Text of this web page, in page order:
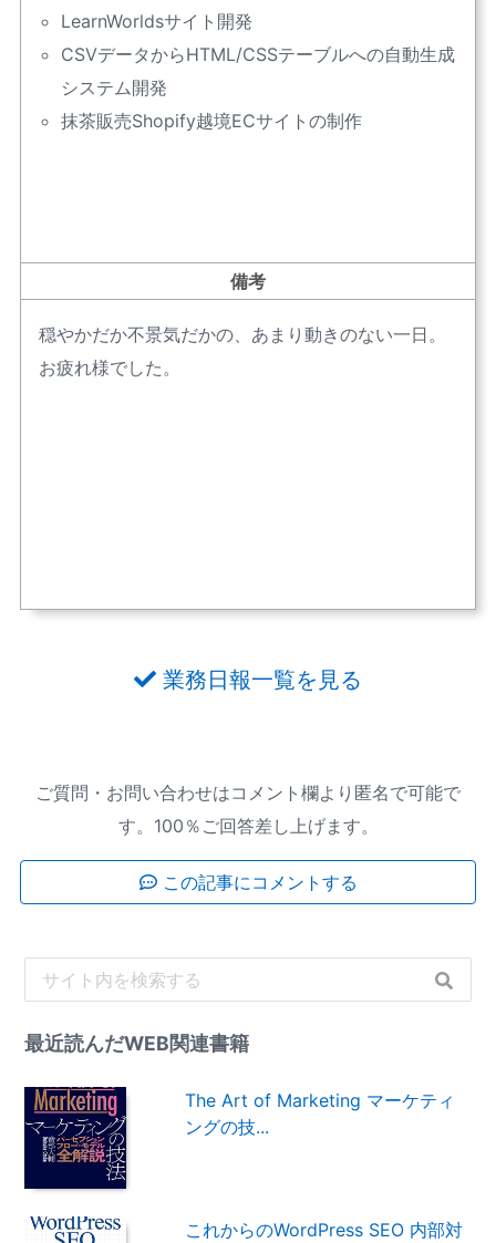
LearnWorldsサイト開発
CSVデータからHTML/CSSテーブルへの自動生成
システム開発
抹茶販売Shopify越境ECサイトの制作
備考
穏やかだか不景気だかの、あまり動きのない一日。
お疲れ様でした。
業務日報一覧を見る
ご質問・お問い合わせはコメント欄より匿名で可能で
す。100％ご回答差し上げます。
この記事にコメントする
最近読んだWEB関連書籍
The Art of Marketing マーケティ
ングの技...
これからのWordPress SEO 内部対